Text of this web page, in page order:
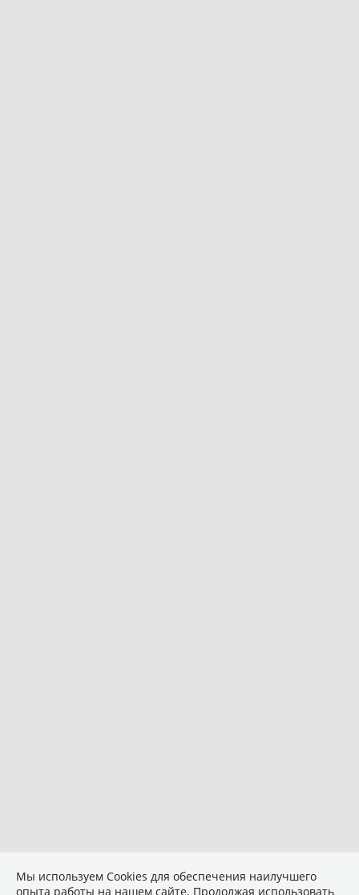
Мы используем Сookies для обеспечения наилучшего
опыта работы на нашем сайте. Продолжая использовать